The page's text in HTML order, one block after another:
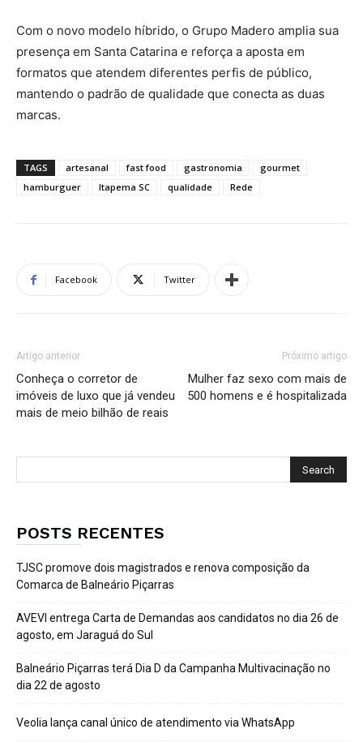
Com o novo modelo híbrido, o Grupo Madero amplia sua
presença em Santa Catarina e reforça a aposta em
formatos que atendem diferentes perfis de público,
mantendo o padrão de qualidade que conecta as duas
marcas.
TAGS artesanal fast food gastronomia
gourmet
hamburguer
Itapema SC qualidade Rede
Facebook Twitter
Artigo anterior
Conheça o corretor de
imóveis de luxo que já vendeu
mais de meio bilhão de reais
Próximo artigo
Mulher faz sexo com mais de
500 homens e é hospitalizada
POSTS RECENTES
TJSC promove dois magistrados e renova composição da
Comarca de Balneário Piçarras
AVEVI entrega Carta de Demandas aos candidatos no dia 26 de
agosto, em Jaraguá do Sul
Balneário Piçarras terá Dia D da Campanha Multivacinação no
dia 22 de agosto
Veolia lança canal único de atendimento via WhatsApp